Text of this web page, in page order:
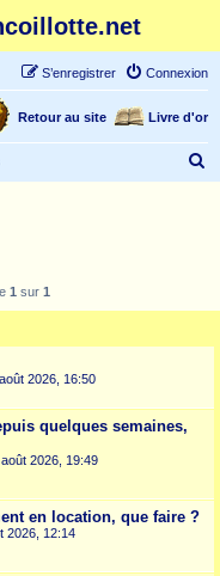
Connexion
S’enregistrer
Livre d'or
Retour au site
1 sur 1
2026, 16:50
quelques semaines,
2026, 19:49
en location, que faire ?
2026, 12:14